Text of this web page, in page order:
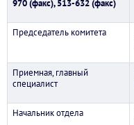
970 (факс), 513-632 (факс)
Председатель комитета
Приемная, главный
специалист
Начальник отдела